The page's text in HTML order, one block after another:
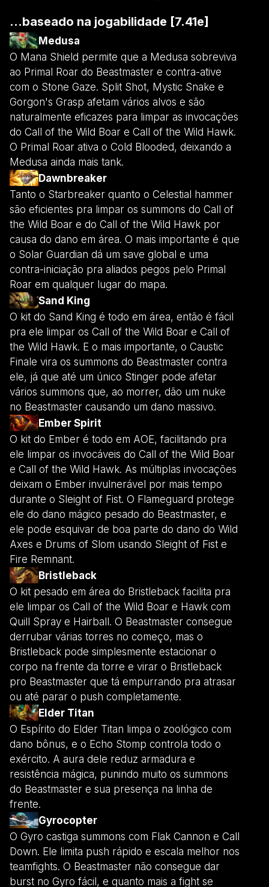
...baseado na jogabilidade [7.41e]
Medusa
O Mana Shield permite que a Medusa sobreviva
ao Primal Roar do Beastmaster e contra-ative
com o Stone Gaze. Split Shot, Mystic Snake e
Gorgon's Grasp afetam vários alvos e são
naturalmente eficazes para limpar as invocações
do Call of the Wild Boar e Call of the Wild Hawk.
O Primal Roar ativa o Cold Blooded, deixando a
Medusa ainda mais tank.
Dawnbreaker
Tanto o Starbreaker quanto o Celestial hammer
são eficientes pra limpar os summons do Call of
the Wild Boar e do Call of the Wild Hawk por
causa do dano em área. O mais importante é que
o Solar Guardian dá um save global e uma
contra-iniciação pra aliados pegos pelo Primal
Roar em qualquer lugar do mapa.
Sand King
O kit do Sand King é todo em área, então é fácil
pra ele limpar os Call of the Wild Boar e Call of
the Wild Hawk. E o mais importante, o Caustic
Finale vira os summons do Beastmaster contra
ele, já que até um único Stinger pode afetar
vários summons que, ao morrer, dão um nuke
no Beastmaster causando um dano massivo.
Ember Spirit
O kit do Ember é todo em AOE, facilitando pra
ele limpar os invocáveis do Call of the Wild Boar
e Call of the Wild Hawk. As múltiplas invocações
deixam o Ember invulnerável por mais tempo
durante o Sleight of Fist. O Flameguard protege
ele do dano mágico pesado do Beastmaster, e
ele pode esquivar de boa parte do dano do Wild
Axes e Drums of Slom usando Sleight of Fist e
Fire Remnant.
Bristleback
O kit pesado em área do Bristleback facilita pra
ele limpar os Call of the Wild Boar e Hawk com
Quill Spray e Hairball. O Beastmaster consegue
derrubar várias torres no começo, mas o
Bristleback pode simplesmente estacionar o
corpo na frente da torre e virar o Bristleback
pro Beastmaster que tá empurrando pra atrasar
ou até parar o push completamente.
Elder Titan
O Espírito do Elder Titan limpa o zoológico com
dano bônus, e o Echo Stomp controla todo o
exército. A aura dele reduz armadura e
resistência mágica, punindo muito os summons
do Beastmaster e sua presença na linha de
frente.
Gyrocopter
O Gyro castiga summons com Flak Cannon e Call
Down. Ele limita push rápido e escala melhor nos
teamfights. O Beastmaster não consegue dar
burst no Gyro fácil, e quanto mais a fight se